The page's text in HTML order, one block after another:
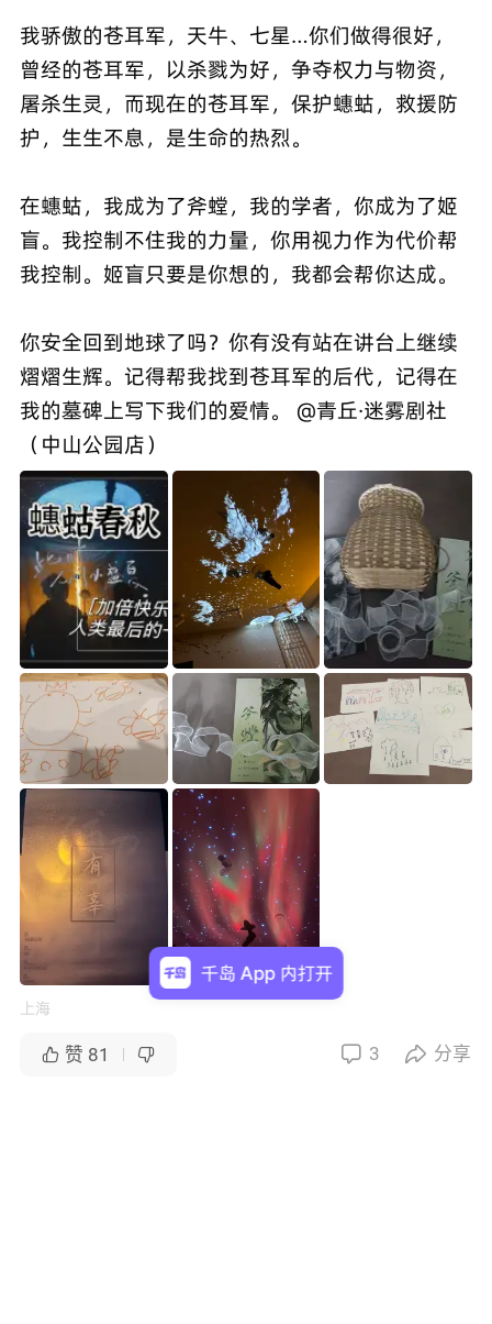
我骄傲的苍耳军，天牛、七星…你们做得很好，
曾经的苍耳军，以杀戮为好，争夺权力与物资，
屠杀生灵，而现在的苍耳军，保护蟪蛄，救援防
护，生生不息，是生命的热烈。
在蟪蛄，我成为了斧螳，我的学者，你成为了姬
盲。我控制不住我的力量，你用视力作为代价帮
我控制。姬盲只要是你想的，我都会帮你达成。
你安全回到地球了吗？你有没有站在讲台上继续
熠熠生辉。记得帮我找到苍耳军的后代，记得在
我的墓碑上写下我们的爱情。 @青丘·迷雾剧社
（中山公园店）
上海
评论
 赞 81   3  分享
千岛 App 内打开